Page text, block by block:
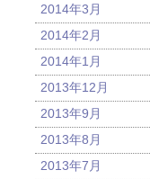
2014年3月
2014年2月
2014年1月
2013年12月
2013年9月
2013年8月
2013年7月